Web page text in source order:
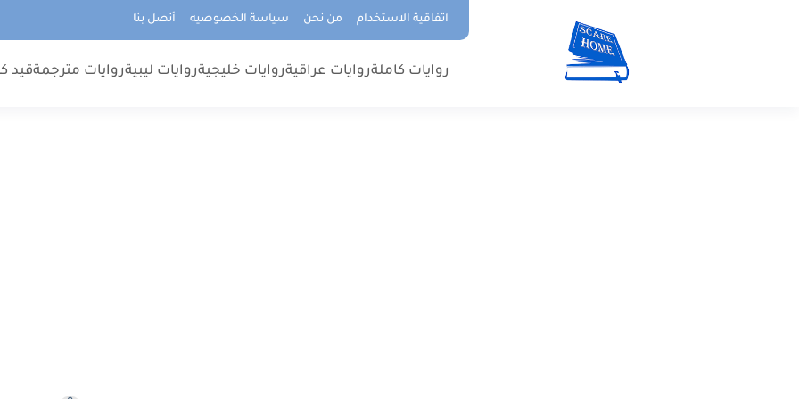
اتفاقية الاستخدام من نحن سياسة الخصوصيه أتصل بنا
روايات كاملةروايات عراقيةروايات خليجيةروايات ليبيةروايات مترجمةقيد